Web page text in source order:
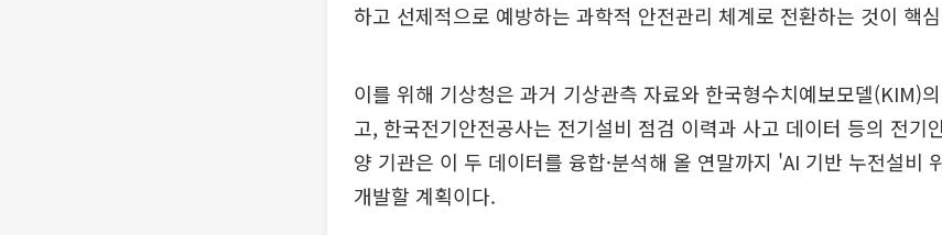
하고 선제적으로 예방하는 과학적 안전관리 체계로 전환하는 것이 핵
이를 위해 기상청은 과거 기상관측 자료와 한국형수치예보모델(KIM)
고, 한국전기안전공사는 전기설비 점검 이력과 사고 데이터 등의 전기
양 기관은 이 두 데이터를 융합·분석해 올 연말까지 'AI 기반 누전설비
개발할 계획이다.